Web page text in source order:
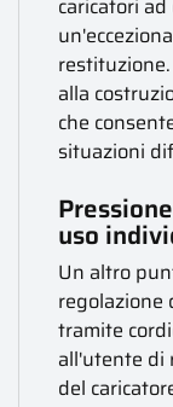
caricatori
alla
che
situazioni
uso
Un altro
regolazione
tramite
all'utente di
del